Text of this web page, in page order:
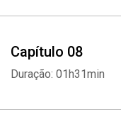
Capítulo 08
Duração: 01h31min
Whatsapp